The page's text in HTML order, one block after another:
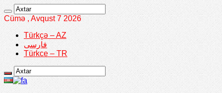
Cümə , Avqust 7 2026
Türkçə – AZ
فارسی
Türkce – TR